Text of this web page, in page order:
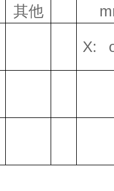
其他
X: